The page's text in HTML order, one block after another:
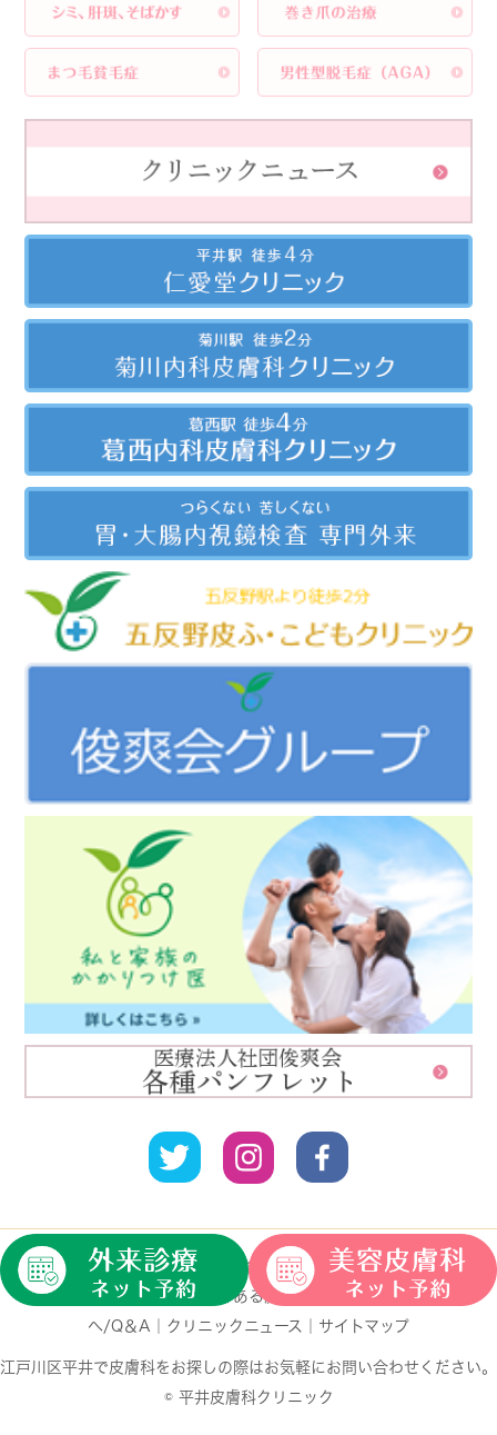
HOME｜クリニック紹介 診療案内 ｜ 一般皮膚科｜ 小児
皮膚科 ｜自費診療｜ よくある皮膚の病気 ｜初めての方
へ/Q＆A
クリニックニュース サイトマップ
江戸川区平井で皮膚科をお探しの際はお気軽にお問い合わせください。
© 平井皮膚科クリニック